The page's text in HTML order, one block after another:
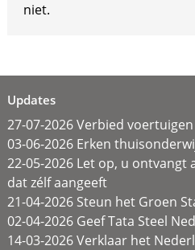
niet.
Updates
27-07-2026 Verbied
03-06-2026 Erken
22-05-2026 Let op, u ontvangt
dat zélf aangeeft
21-04-2026 Steun het Groen
02-04-2026 Geef Tata Steel
14-03-2026 Verklaar het